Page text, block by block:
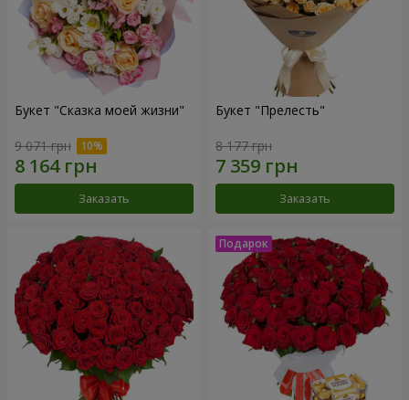
Букет "Сказка моей жизни"
9 071 грн
Заказать
Букет "Прелесть"
8 177 грн
Заказать